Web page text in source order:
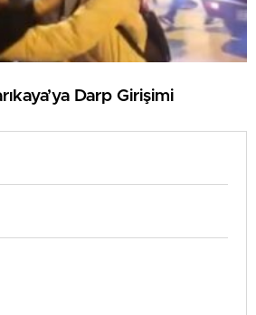
Darp Girişimi